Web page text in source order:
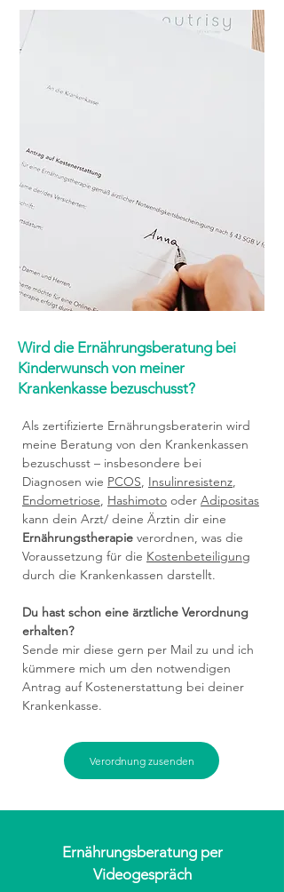
Wird die Ernährungsberatung bei
Kinderwunsch von meiner
Krankenkasse bezuschusst?
Als zertifizierte Ernährungsberaterin wird
meine Beratung von den Krankenkassen
bezuschusst – insbesondere bei
Diagnosen wie PCOS, Insulinresistenz,
Endometriose, Hashimoto oder Adipositas
kann dein Arzt/ deine Ärztin dir eine
Ernährungstherapie verordnen, was die
Voraussetzung für die Kostenbeteiligung
durch die Krankenkassen darstellt.
Du hast schon eine ärztliche Verordnung
erhalten?
Sende mir diese gern per Mail zu und ich
kümmere mich um den notwendigen
Antrag auf Kostenerstattung bei deiner
Krankenkasse.
Verordnung zusenden
Ernährungsberatung per
Videogespräch